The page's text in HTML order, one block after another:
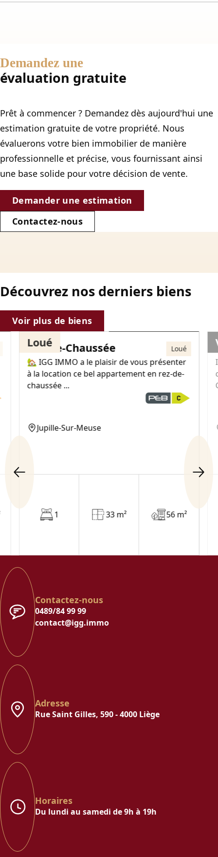
Demandez une
évaluation gratuite
Prêt à commencer ? Demandez dès aujourd'hui une
estimation gratuite de votre propriété. Nous
évaluerons votre bien immobilier de manière
professionnelle et précise, vous fournissant ainsi
une base solide pour votre décision de vente.
Demander une estimation
Contactez-nous
Découvrez nos derniers biens
Voir plus de biens
Loué
Rez-de-Chaussée
Loué
🏡 IGG IMMO a le plaisir de vous présenter
à la location ce bel appartement en rez-de-
chaussée ...
Jupille-Sur-Meuse
1 33 m² 56 m²
Contactez-nous
0489/84 99 99
contact@igg.immo
Adresse
Rue Saint Gilles, 590 - 4000 Liège
Horaires
Du lundi au samedi de 9h à 19h